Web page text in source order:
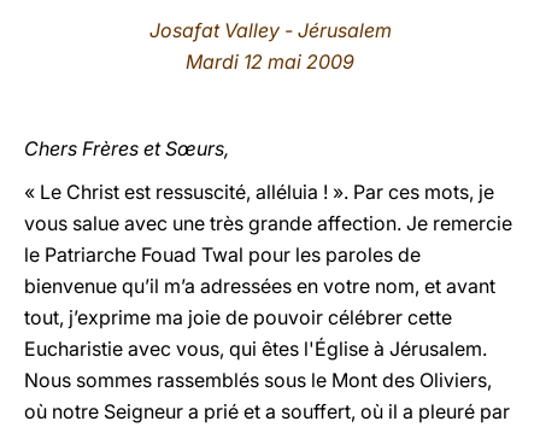
Josafat Valley - Jérusalem
Mardi 12 mai 2009
Chers Frères et Sœurs,
« Le Christ est ressuscité, alléluia ! ». Par ces mots, je
vous salue avec une très grande affection. Je remercie
le Patriarche Fouad Twal pour les paroles de
bienvenue qu’il m’a adressées en votre nom, et avant
tout, j’exprime ma joie de pouvoir célébrer cette
Eucharistie avec vous, qui êtes l'Église à Jérusalem.
Nous sommes rassemblés sous le Mont des Oliviers,
où notre Seigneur a prié et a souffert, où il a pleuré par